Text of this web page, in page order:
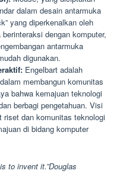
dalam desain antarmuka
yang diperkenalkan oleh
dengan komputer,
antarmuka
digunakan.
Engelbart adalah
membangun komunitas
bahwa kemajuan teknologi
berbagi pengetahuan. Visi
riset dan komunitas teknologi
di bidang komputer
to invent it.”Douglas